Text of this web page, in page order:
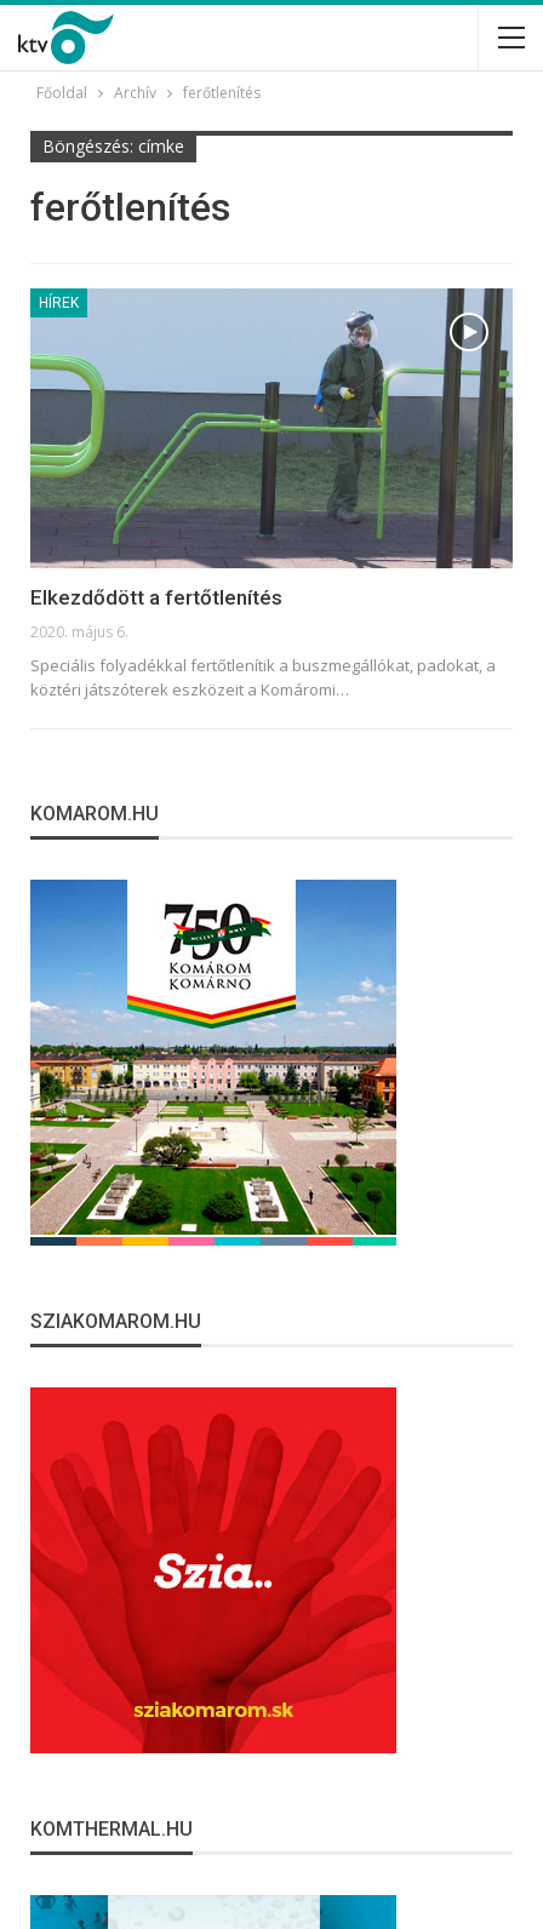
Főoldal Archív ferőtlenítés
Böngészés: címke
ferőtlenítés
HÍREK
Elkezdődött a fertőtlenítés
2020. május 6.
Speciális folyadékkal fertőtlenítik a buszmegállókat, padokat, a
köztéri játszóterek eszközeit a Komáromi…
KOMAROM.HU
SZIAKOMAROM.HU
KOMTHERMAL.HU